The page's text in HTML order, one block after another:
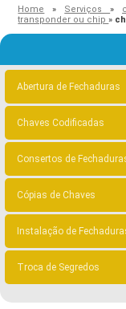
Home » Serviços»
transponder ou chip»
Abertura de Fechaduras
Chaves Codificadas
Consertos de
Cópias de Chaves
Instalação de
Troca de Segredos